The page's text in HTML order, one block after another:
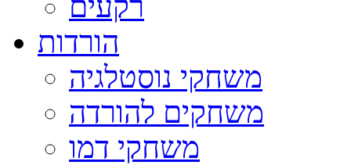
הורדות
משחקי נוסטלגיה
משחקים להורדה
משחקי דמו